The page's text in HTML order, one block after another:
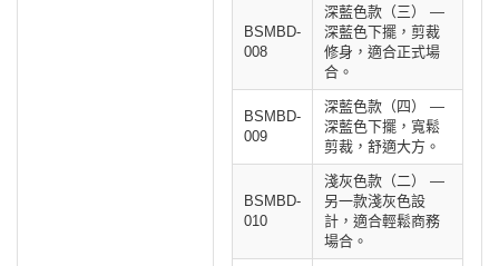
BSMBD-
008
深藍色款（三） —
深藍色下擺，剪裁
修身，適合正式場
合。
BSMBD-
009
深藍色款（四） —
深藍色下擺，寬鬆
剪裁，舒適大方。
BSMBD-
010
淺灰色款（二） —
另一款淺灰色設
計，適合輕鬆商務
場合。